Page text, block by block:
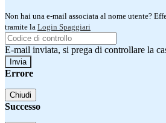
Non hai una e-mail associata al nome utente?
tramite la Login Spaggiari
E-mail inviata, si prega di controllare la
Errore
Chiudi
Successo